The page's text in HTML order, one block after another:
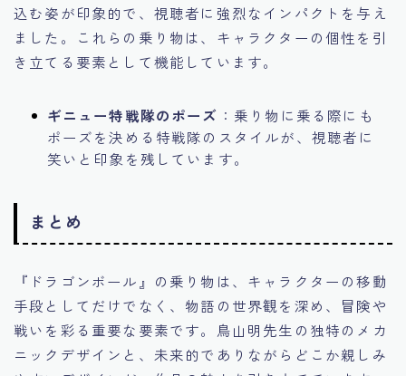
込む姿が印象的で、視聴者に強烈なインパクトを与え
ました。これらの乗り物は、キャラクターの個性を引
き立てる要素として機能しています。
ギニュー特戦隊のポーズ ：乗り物に乗る際にも
ポーズを決める特戦隊のスタイルが、視聴者に
笑いと印象を残しています。
まとめ
『ドラゴンボール』の乗り物は、キャラクターの移動
手段としてだけでなく、物語の世界観を深め、冒険や
戦いを彩る重要な要素です。鳥山明先生の独特のメカ
ニックデザインと、未来的でありながらどこか親しみ